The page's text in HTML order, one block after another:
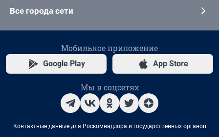
Все города сети
Мобильное приложение
Google Play App Store
Мы в соцсетях
Контактные данные для Роскомнадзора и государственных органов